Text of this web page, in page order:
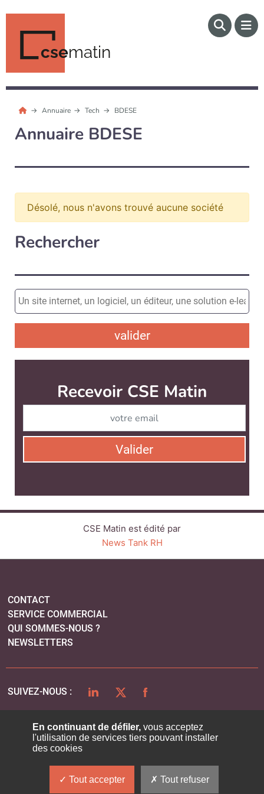
csematin
Annuaire Tech BDESE
Annuaire BDESE
Désolé, nous n'avons trouvé aucune société
Rechercher
valider
Recevoir CSE Matin
Valider
CSE Matin est édité par
News Tank RH
CONTACT
SERVICE COMMERCIAL
QUI SOMMES-NOUS ?
NEWSLETTERS
SUIVEZ-NOUS : LINKEDINTWITTERFACEBOOK
PLAN DU SITE
En continuant de défiler,vous acceptez
l'utilisation de services tiers pouvant installer
des cookies
Tout accepter Tout refuser